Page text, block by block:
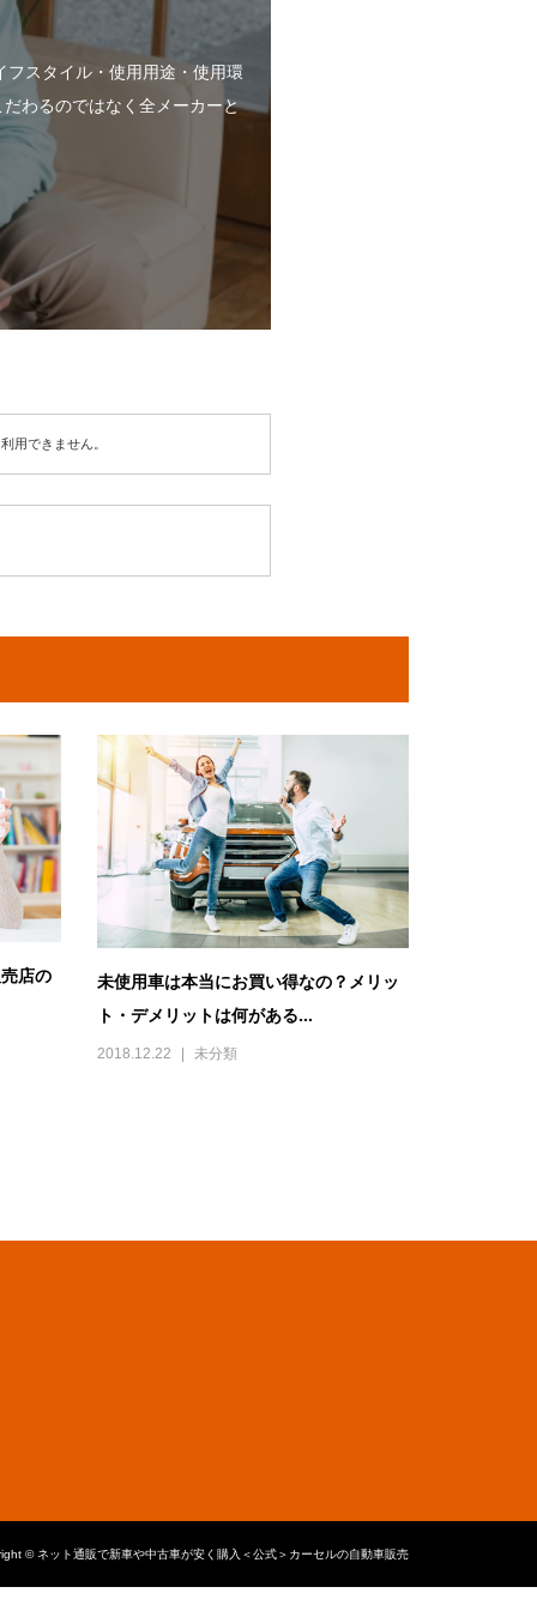
スタイル・使用用途・使用環
わるのではなく全メーカーと
用できません。
店の
未使用車は本当にお買い得なの？メリッ
ト・デメリットは何がある...
2018.12.22 未分類
© ネット通販で新車や中古車が安く購入＜公式＞カーセルの自動車販売